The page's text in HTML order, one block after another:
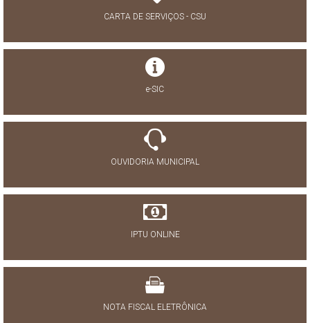
CARTA DE SERVIÇOS - CSU
e-SIC
OUVIDORIA MUNICIPAL
IPTU ONLINE
NOTA FISCAL ELETRÔNICA